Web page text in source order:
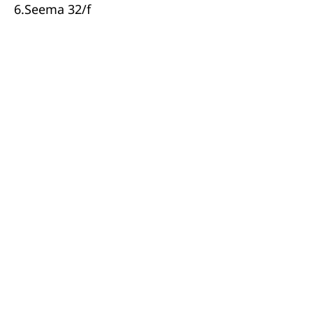
6.Seema 32/f